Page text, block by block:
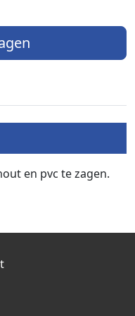
en pvc te zagen.